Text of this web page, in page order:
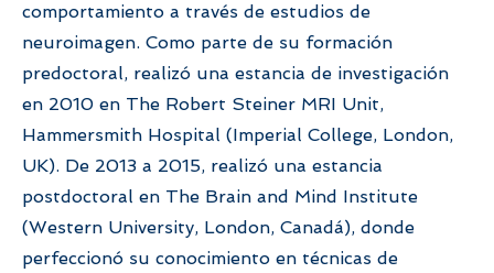
comportamiento a través de estudios de
neuroimagen. Como parte de su formación
predoctoral, realizó una estancia de investigación
en 2010 en The Robert Steiner MRI Unit,
Hammersmith Hospital (Imperial College, London,
UK). De 2013 a 2015, realizó una estancia
postdoctoral en The Brain and Mind Institute
(Western University, London, Canadá), donde
perfeccionó su conocimiento en técnicas de